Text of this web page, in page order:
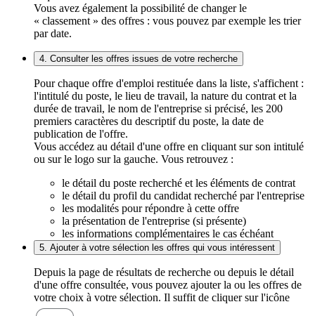
Vous avez également la possibilité de changer le
« classement » des offres : vous pouvez par exemple les trier
par date.
4. Consulter les offres issues de votre recherche
Pour chaque offre d'emploi restituée dans la liste, s'affichent :
l'intitulé du poste, le lieu de travail, la nature du contrat et la
durée de travail, le nom de l'entreprise si précisé, les 200
premiers caractères du descriptif du poste, la date de
publication de l'offre.
Vous accédez au détail d'une offre en cliquant sur son intitulé
ou sur le logo sur la gauche. Vous retrouvez :
le détail du poste recherché et les éléments de contrat
le détail du profil du candidat recherché par l'entreprise
les modalités pour répondre à cette offre
la présentation de l'entreprise (si présente)
les informations complémentaires le cas échéant
5. Ajouter à votre sélection les offres qui vous intéressent
Depuis la page de résultats de recherche ou depuis le détail
d'une offre consultée, vous pouvez ajouter la ou les offres de
votre choix à votre sélection. Il suffit de cliquer sur l'icône